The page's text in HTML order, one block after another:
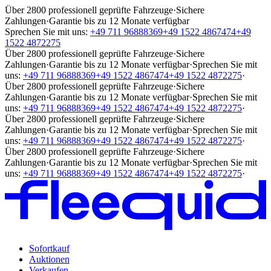
Über 2800 professionell geprüfte Fahrzeuge·Sichere
Zahlungen·Garantie bis zu 12 Monate verfügbar
Sprechen Sie mit uns: +49 711 96888369+49 1522 4867474+49
1522 4872275
Über 2800 professionell geprüfte Fahrzeuge·Sichere
Zahlungen·Garantie bis zu 12 Monate verfügbar·Sprechen Sie mit
uns: +49 711 96888369+49 1522 4867474+49 1522 4872275·
Über 2800 professionell geprüfte Fahrzeuge·Sichere
Zahlungen·Garantie bis zu 12 Monate verfügbar·Sprechen Sie mit
uns: +49 711 96888369+49 1522 4867474+49 1522 4872275·
Über 2800 professionell geprüfte Fahrzeuge·Sichere
Zahlungen·Garantie bis zu 12 Monate verfügbar·Sprechen Sie mit
uns: +49 711 96888369+49 1522 4867474+49 1522 4872275·
Über 2800 professionell geprüfte Fahrzeuge·Sichere
Zahlungen·Garantie bis zu 12 Monate verfügbar·Sprechen Sie mit
uns: +49 711 96888369+49 1522 4867474+49 1522 4872275·
Sofortkauf
Auktionen